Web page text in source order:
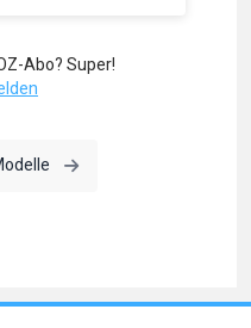
Abo? Super!